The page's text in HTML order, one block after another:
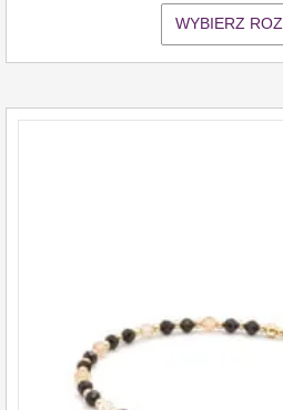
WYBIERZ